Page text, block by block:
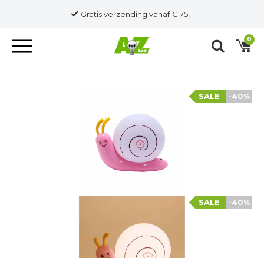
Op werkdagen besteld, binnen 2 werkdagen verzonden!
0
-40%
SALE
-40%
SALE